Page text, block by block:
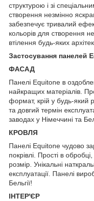
структурою і зі
створення незмінно
забезпечує тривалий
кольорів для створення
втілення будь-яких
Застосування панелей
ФАСАД
Панелі Equitone в
найкращих матеріалів.
формат, крій у будь-який
та довгий термін
заводах у Німеччині та
КРОВЛЯ
Панелі Equitone чудово
покрівлі. Прості в
розмір. Унікальні
експлуатації. Панелі
Бельгії!
ІНТЕР'ЄР